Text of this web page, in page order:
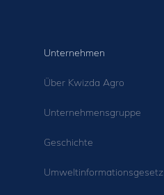
Unternehmen
Über Kwizda Agro
Unternehmensgruppe
Geschichte
Umweltinformationsgesetz